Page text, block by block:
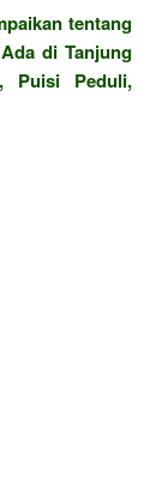
tentang
di Tanjung
Puisi Peduli,